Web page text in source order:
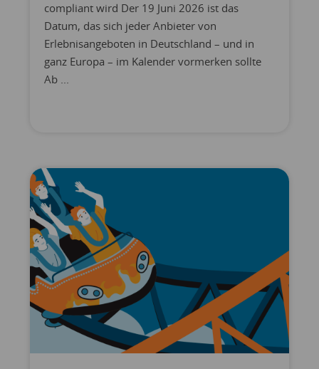
compliant wird Der 19 Juni 2026 ist das
Datum, das sich jeder Anbieter von
Erlebnisangeboten in Deutschland – und in
ganz Europa – im Kalender vormerken sollte
Ab ...